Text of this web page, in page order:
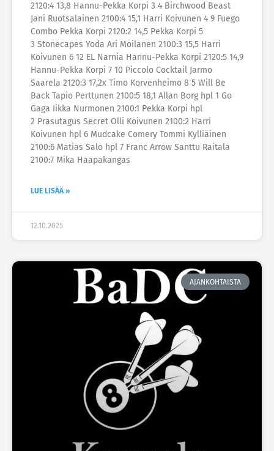
2120:4 13,8 Hannu-Pekka Korpi 3 4 Birchwood Beast
Jani Ruotsalainen 2100:4 15,1 Harri Koivunen 4 9 Fuego
Combo Pekka Korpi 2120:2 14,5 Pekka Korpi 5
3 Stonecapes Yoda Ari Moilanen 2100:3 15,5 Harri
Koivunen 6 12 EL Narnia Hannu-Pekka Korpi 2120:5 14,9
Hannu-Pekka Korpi 7 10 Piccolo Cocktail Jarmo
Saarela 2120:3 17,2x Timo Korvenheimo 8 5 Will Be
Back Tapio Perttunen 2100:5 18,1 Allan Borg hpl 1 Go
Gaga Iikka Nurmonen 2100:1 Pekka Korpi hpl
2 Prasutagus Secret Olli Koivunen 2100:2 Harri
Koivunen hpl 6 Mudcake Comery Tommi Kylliäinen
2100:6 Matias Salo hpl 7 Franc Arrow Santtu Raitala
2100:7 Mika Haapakangas
LUE LISÄÄ »
12.10.2025
AJANKOHTAISTA